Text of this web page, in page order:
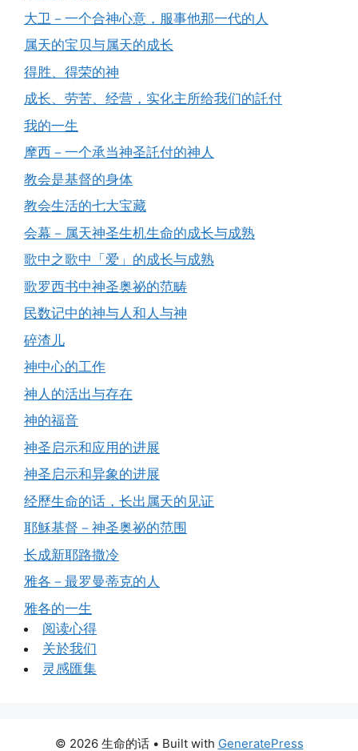
大卫－一个合神心意，服事他那一代的人
属天的宝贝与属天的成长
得胜、得荣的神
成长、劳苦、经营，实化主所给我们的託付
我的一生
摩西－一个承当神圣託付的神人
教会是基督的身体
教会生活的七大宝藏
会幕－属天神圣生机生命的成长与成熟
歌中之歌中「爱」的成长与成熟
歌罗西书中神圣奥祕的范畴
民数记中的神与人和人与神
碎渣儿
神中心的工作
神人的活出与存在
神的福音
神圣启示和应用的进展
神圣启示和异象的进展
经歷生命的话，长出属天的见证
耶穌基督－神圣奥祕的范围
长成新耶路撒冷
雅各－最罗曼蒂克的人
雅各的一生
阅读心得
关於我们
灵感匯集
© 2026 生命的话• Built with GeneratePress